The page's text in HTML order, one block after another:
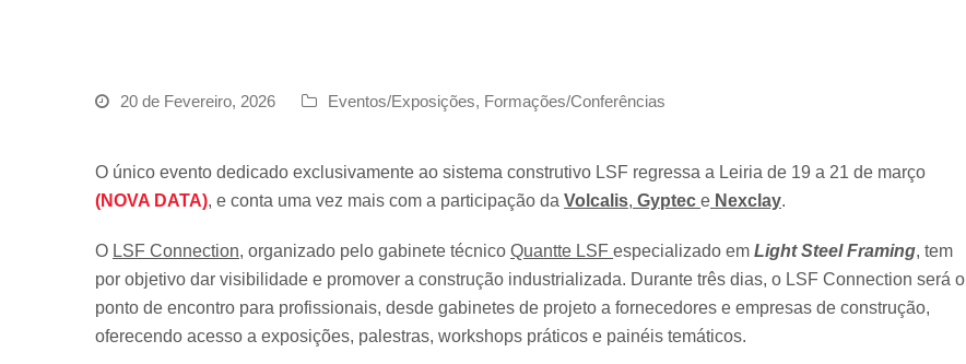
20 de Fevereiro, 2026 Eventos/Exposições, Formações/Conferências
O único evento dedicado exclusivamente ao sistema construtivo LSF regressa a Leiria de 19 a 21 de março
(NOVA DATA), e conta uma vez mais com a participação da Volcalis, Gyptec e Nexclay.
O LSF Connection, organizado pelo gabinete técnico Quantte LSF especializado em Light Steel Framing, tem
por objetivo dar visibilidade e promover a construção industrializada. Durante três dias, o LSF Connection será o
ponto de encontro para profissionais, desde gabinetes de projeto a fornecedores e empresas de construção,
oferecendo acesso a exposições, palestras, workshops práticos e painéis temáticos.